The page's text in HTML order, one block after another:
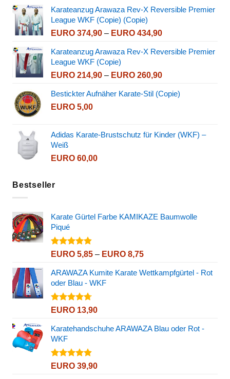
bis
Karateanzug Arawaza Rev-X Reversible Premier
League WKF (Copie) (Copie)
EURO374,90 – EURO434,90Preisspanne:
bis
Karateanzug Arawaza Rev-X Reversible Premier
League WKF (Copie)
EURO214,90 – EURO260,90Preisspanne:
bis
Bestickter Aufnäher Karate-Stil (Copie)
EURO5,00
Adidas Karate-Brustschutz für Kinder (WKF) –
Weiß
EURO60,00
Bestseller
Karate Gürtel Farbe KAMIKAZE Baumwolle
Piqué
Bewertet
von 5
EURO5,85 – EURO8,75Preisspanne:
bis
ARAWAZA Kumite Karate Wettkampfgürtel - Rot
oder Blau - WKF
Bewertet
von 5
EURO13,90
Karatehandschuhe ARAWAZA Blau oder Rot -
WKF
Bewertet
EURO39,90